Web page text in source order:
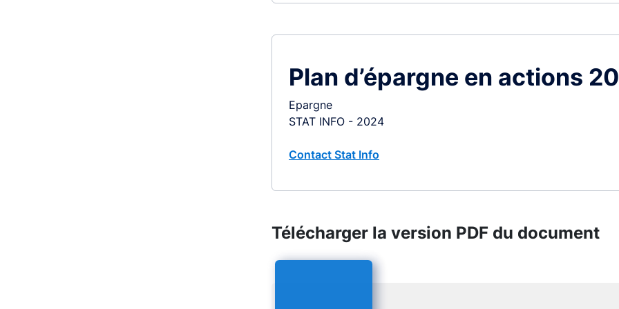
Plan d’épargne en actions
Epargne
STAT INFO - 2024
Contact Stat Info
Télécharger la version PDF du document